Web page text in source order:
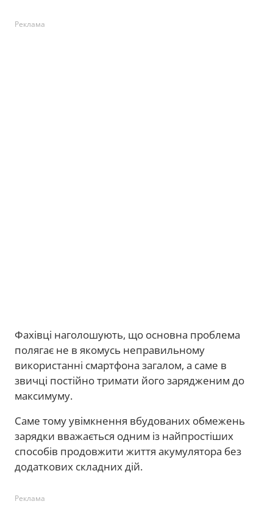
Реклама
Фахівці наголошують, що основна проблема
полягає не в якомусь неправильному
використанні смартфона загалом, а саме в
звичці постійно тримати його зарядженим до
максимуму.
Саме тому увімкнення вбудованих обмежень
зарядки вважається одним із найпростіших
способів продовжити життя акумулятора без
додаткових складних дій.
Реклама